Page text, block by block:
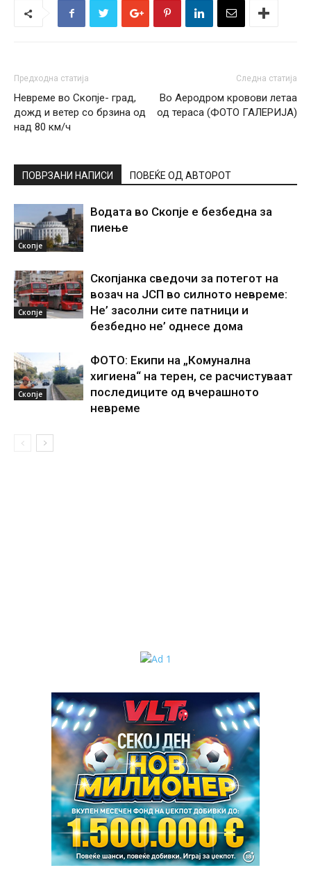
Предходна статија
Невреме во Скопје- град,
дожд и ветер со брзина од
над 80 км/ч
Следна статија
Во Аеродром кровови летаа
од тераса (ФОТО ГАЛЕРИЈА)
ПОВРЗАНИ НАПИСИ ПОВЕЌЕ ОД АВТОРОТ
Скопје
Водата во Скопје е безбедна за
пиење
Скопје
Скопјанка сведочи за потегот на
возач на ЈСП во силното невреме:
Не’ засолни сите патници и
безбедно не’ однесе дома
Скопје
ФОТО: Екипи на „Комунална
хигиена“ на терен, се расчистуваат
последиците од вчерашното
невреме